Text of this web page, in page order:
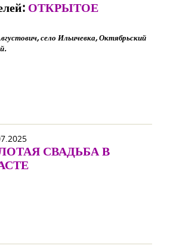
ОТКРЫТОЕ
село Ильичевка, Октябрьский
СВАДЬБА В